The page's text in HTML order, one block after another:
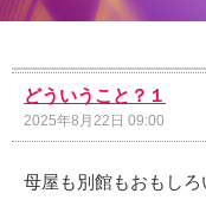
どういうこと？１
2025年8月22日 09:00
母屋も別館もおもしろ